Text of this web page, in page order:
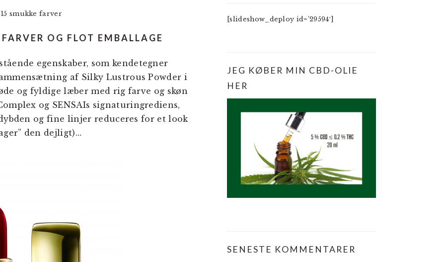
smukke farver
OG FLOT EMBALLAGE
egenskaber, som kendetegner
af Silky Lustrous Powder i
og fyldige læber med rig farve og skøn
og SENSAIs signaturingrediens,
og fine linjer reduceres for et look
den dejligt)…
[slideshow_deploy id=’29594′]
JEG KØBER MIN CBD-OLIE
HER
SENESTE KOMMENTARER